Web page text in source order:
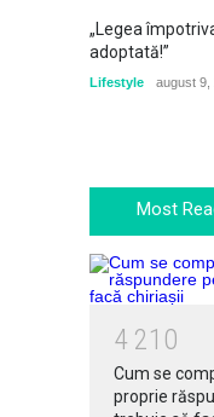
„Legea
adoptată!”
Lifestyle august 9,
Most
4 21 0
Cum se
proprie